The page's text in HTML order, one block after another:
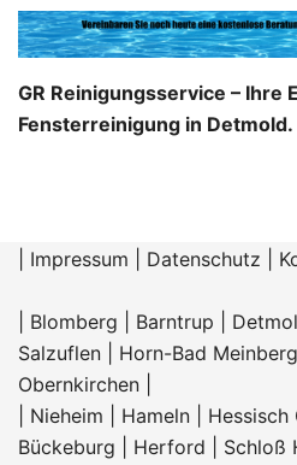
GR Reinigungsservice – Ihre
Fensterreinigung in Detmold.
Impressum Datenschutz
Blomberg Barntrup
Salzuflen
Horn-Bad Meinberg
Obernkirchen
Nieheim Hameln |
Bückeburg
Herford Schloß